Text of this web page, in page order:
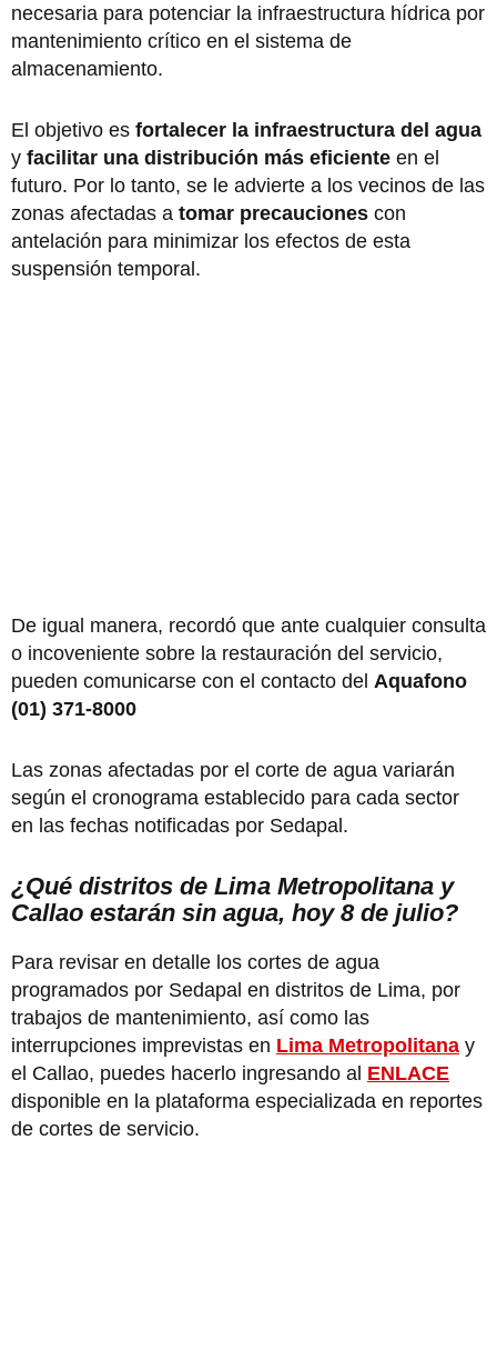
necesaria para potenciar la infraestructura hídrica por
mantenimiento crítico en el sistema de
almacenamiento.
El objetivo es fortalecer la infraestructura del agua
y facilitar una distribución más eficiente en el
futuro. Por lo tanto, se le advierte a los vecinos de las
zonas afectadas a tomar precauciones con
antelación para minimizar los efectos de esta
suspensión temporal.
De igual manera, recordó que ante cualquier consulta
o incoveniente sobre la restauración del servicio,
pueden comunicarse con el contacto del Aquafono
(01) 371-8000
Las zonas afectadas por el corte de agua variarán
según el cronograma establecido para cada sector
en las fechas notificadas por Sedapal.
¿Qué distritos de Lima Metropolitana y
Callao estarán sin agua, hoy 8 de julio?
Para revisar en detalle los cortes de agua
programados por Sedapal en distritos de Lima, por
trabajos de mantenimiento, así como las
interrupciones imprevistas en Lima Metropolitana y
el Callao, puedes hacerlo ingresando al ENLACE
disponible en la plataforma especializada en reportes
de cortes de servicio.